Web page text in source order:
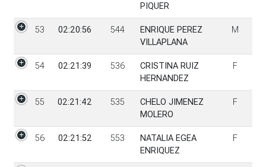
PIQUER
53 02:20:56 544
ENRIQUE PEREZ
VILLAPLANA
M
54 02:21:39 536
CRISTINA RUIZ
HERNANDEZ
F
55 02:21:42 535
CHELO JIMENEZ
MOLERO
F
56 02:21:52 553
NATALIA EGEA
ENRIQUEZ
F